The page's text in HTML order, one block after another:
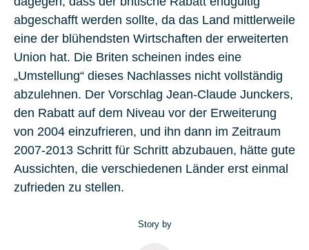
abgeschafft werden sollte, da das Land mittlerweile
eine der blühendsten Wirtschaften der erweiterten
Union hat. Die Briten scheinen indes eine
„Umstellung“ dieses Nachlasses nicht vollständig
abzulehnen. Der Vorschlag Jean-Claude Junckers,
den Rabatt auf dem Niveau vor der Erweiterung
von 2004 einzufrieren, und ihn dann im Zeitraum
2007-2013 Schritt für Schritt abzubauen, hätte gute
Aussichten, die verschiedenen Länder erst einmal
zufrieden zu stellen.
Story by